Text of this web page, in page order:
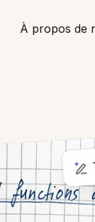
À propos de